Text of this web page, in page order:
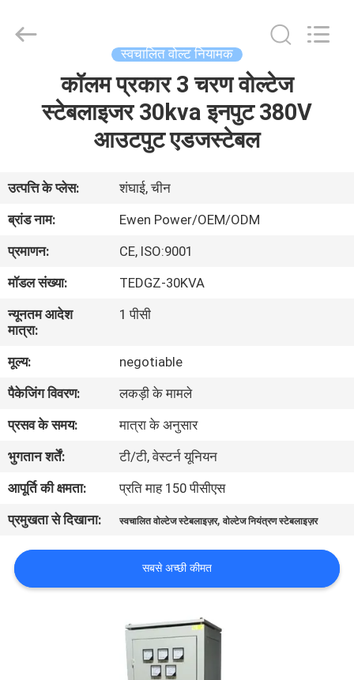
वीडियो
बारे
में
कारखाने
का
दौरा
गुणवत्ता
नियंत्रण
हमसे
संपर्क
करें
2019
स्वचालित वोल्ट नियामक
कॉलम प्रकार 3 चरण वोल्टेज
स्टेबलाइजर 30kva इनपुट 380V
आउटपुट एडजस्टेबल
उत्पत्ति के प्लेस:
शंघाई, चीन
ब्रांड नाम:
Ewen Power/OEM/ODM
प्रमाणन:
CE, ISO:9001
मॉडल संख्या:
TEDGZ-30KVA
न्यूनतम आदेश
मात्रा:
1 पीसी
मूल्य:
negotiable
पैकेजिंग विवरण:
लकड़ी के मामले
प्रसव के समय:
मात्रा के अनुसार
भुगतान शर्तें:
टी/टी, वेस्टर्न यूनियन
आपूर्ति की क्षमता:
प्रति माह 150 पीसीएस
प्रमुखता से दिखाना:
स्वचालित वोल्टेज स्टेबलाइज़र,वोल्टेज नियंत्रण स्टेबलाइज़र
सबसे अच्छी कीमत